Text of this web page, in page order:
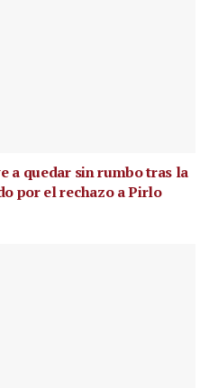
a quedar sin rumbo tras la
por el rechazo a Pirlo